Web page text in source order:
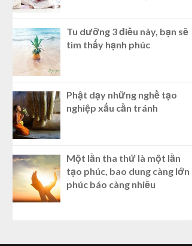
Tu dưỡng 3 điều này, bạn sẽ
tìm thấy hạnh phúc
Phật dạy những nghề tạo
nghiệp xấu cần tránh
Một lần tha thứ là một lần
tạo phúc, bao dung càng lớn
phúc báo càng nhiều